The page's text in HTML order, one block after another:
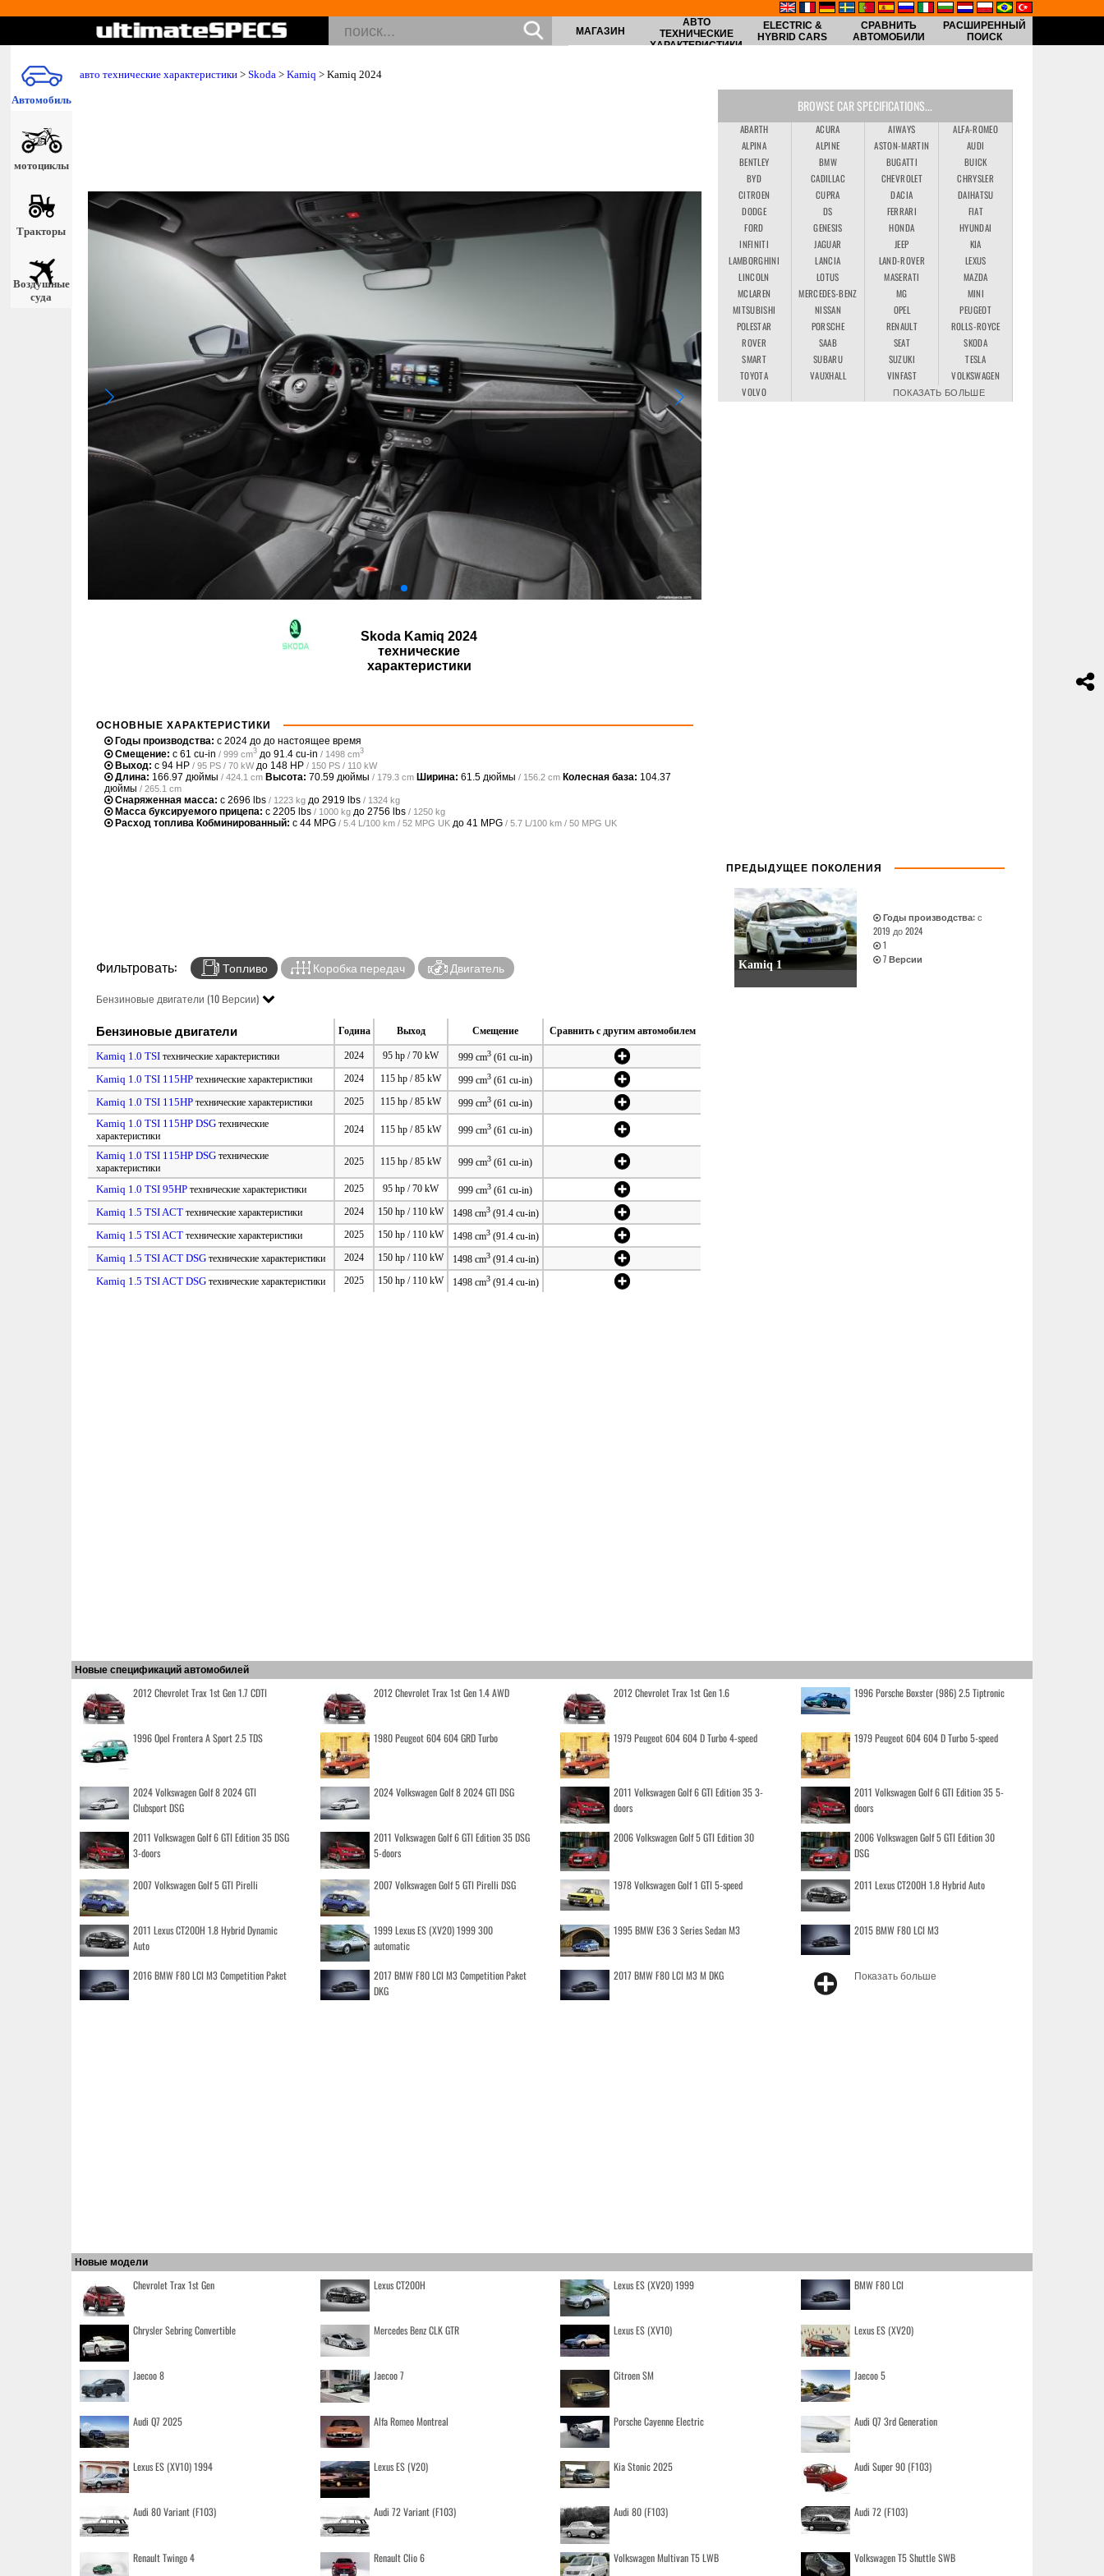
Автомобиль
мотоциклы
Тракторы
Воздушные
суда
МАГАЗИН
АВТО
ТЕХНИЧЕСКИЕ
ХАРАКТЕРИСТИКИ
ELECTRIC &
HYBRID CARS
СРАВНИТЬ
АВТОМОБИЛИ
РАСШИРЕННЫЙ
ПОИСК
авто технические характеристики > Skoda > Kamiq > Kamiq 2024
Skoda Kamiq 2024
технические
характеристики
ОСНОВНЫЕ ХАРАКТЕРИСТИКИ
Годы производства: с 2024 до до настоящее время
Смещение: с 61 cu-in / 999 cm3 до 91.4 cu-in / 1498 cm3
Выход: с 94 HP / 95 PS / 70 kWдо 148 HP / 150 PS / 110 kW
Длина: 166.97 дюймы / 424.1 cm Высота: 70.59 дюймы / 179.3 cm Ширина: 61.5 дюймы / 156.2 cm Колесная база: 104.37
дюймы / 265.1 cm
Снаряженная масса: с 2696 lbs / 1223 kg до 2919 lbs / 1324 kg
Масса буксируемого прицепа: с 2205 lbs / 1000 kg до 2756 lbs / 1250 kg
Расход топлива Кобминированный: с 44 MPG / 5.4 L/100 km / 52 MPG UK до 41 MPG / 5.7 L/100 km / 50 MPG UK
Фильтровать: Топливо Коробка передач Двигатель
Бензиновые двигатели (10 Версии)
Бензиновые двигатели Година Выход Смещение Сравнить с другим автомобилем
Kamiq 1.0 TSI технические характеристики 2024 95 hp / 70 kW 999 cm3 (61 cu-in)
Kamiq 1.0 TSI 115HP технические характеристики 2024 115 hp / 85 kW 999 cm3 (61 cu-in)
Kamiq 1.0 TSI 115HP технические характеристики 2025 115 hp / 85 kW 999 cm3 (61 cu-in)
Kamiq 1.0 TSI 115HP DSG технические
характеристики
2024 115 hp / 85 kW 999 cm3 (61 cu-in)
Kamiq 1.0 TSI 115HP DSG технические
характеристики
2025 115 hp / 85 kW 999 cm3 (61 cu-in)
Kamiq 1.0 TSI 95HP технические характеристики 2025 95 hp / 70 kW 999 cm3 (61 cu-in)
Kamiq 1.5 TSI ACT технические характеристики 2024 150 hp / 110 kW 1498 cm3(91.4 cu-in)
Kamiq 1.5 TSI ACT технические характеристики 2025 150 hp / 110 kW 1498 cm3(91.4 cu-in)
Kamiq 1.5 TSI ACT DSG технические характеристики 2024 150 hp / 110 kW 1498 cm3(91.4 cu-in)
Kamiq 1.5 TSI ACT DSG технические характеристики 2025 150 hp / 110 kW 1498 cm3(91.4 cu-in)
BROWSE CAR SPECIFICATIONS...
ABARTH ACURA AIWAYS
ALFA-ROMEO
ALPINA
ALPINE ASTON-MARTIN
AUDI
BENTLEY
BMW BUGATTI
BUICK
BYD
CADILLAC CHEVROLET
CHRYSLER
CITROEN
CUPRA DACIA
DAIHATSU
DODGE
DS FERRARI
FIAT
FORD
GENESIS HONDA
HYUNDAI
INFINITI
JAGUAR JEEP
KIA
LAMBORGHINI
LANCIA LAND-ROVER
LEXUS
LINCOLN
LOTUS MASERATI
MAZDA
MCLAREN
MERCEDES-BENZ MG
MINI
MITSUBISHI
NISSAN OPEL
PEUGEOT
POLESTAR
PORSCHE RENAULT
ROLLS-ROYCE
ROVER
SAAB SEAT
SKODA
SMART
SUBARU SUZUKI
TESLA
TOYOTA
VAUXHALL VINFAST
VOLKSWAGEN
VOLVO
ПОКАЗАТЬ БОЛЬШЕ
ПРЕДЫДУЩЕЕ ПОКОЛЕНИЯ
Kamiq 1
Годы производства:с
2019 до 2024
1
7Версии
Новые спецификаций автомобилей
2012 Chevrolet Trax 1st Gen 1.7 CDTI 2012 Chevrolet Trax 1st Gen 1.4 AWD 2012 Chevrolet Trax 1st Gen 1.6 1996 Porsche Boxster (986) 2.5 Tiptronic
1996 Opel Frontera A Sport 2.5 TDS 1980 Peugeot 604 604 GRD Turbo 1979 Peugeot 604 604 D Turbo 4-speed 1979 Peugeot 604 604 D Turbo 5-speed
2024 Volkswagen Golf 8 2024 GTI
Clubsport DSG
2024 Volkswagen Golf 8 2024 GTI DSG
2011 Volkswagen Golf 6 GTI Edition 35 3-
doors
2011 Volkswagen Golf 6 GTI Edition 35 5-
doors
2011 Volkswagen Golf 6 GTI Edition 35 DSG
3-doors
2011 Volkswagen Golf 6 GTI Edition 35 DSG
5-doors
2006 Volkswagen Golf 5 GTI Edition 30
2006 Volkswagen Golf 5 GTI Edition 30
DSG
2007 Volkswagen Golf 5 GTI Pirelli 2007 Volkswagen Golf 5 GTI Pirelli DSG 1978 Volkswagen Golf 1 GTI 5-speed 2011 Lexus CT200H 1.8 Hybrid Auto
2011 Lexus CT200H 1.8 Hybrid Dynamic
Auto
1999 Lexus ES (XV20) 1999 300
automatic
1995 BMW E36 3 Series Sedan M3 2015 BMW F80 LCI M3
2016 BMW F80 LCI M3 Competition Paket
2017 BMW F80 LCI M3 Competition Paket
DKG
2017 BMW F80 LCI M3 M DKG Показать больше
Новые модели
Chevrolet Trax 1st Gen Lexus CT200H Lexus ES (XV20) 1999 BMW F80 LCI
Chrysler Sebring Convertible Mercedes Benz CLK GTR Lexus ES (XV10) Lexus ES (XV20)
Jaecoo 8 Jaecoo 7 Citroen SM Jaecoo 5
Audi Q7 2025 Alfa Romeo Montreal Porsche Cayenne Electric Audi Q7 3rd Generation
Lexus ES (XV10) 1994 Lexus ES (V20) Kia Stonic 2025 Audi Super 90 (F103)
Audi 80 Variant (F103) Audi 72 Variant (F103) Audi 80 (F103) Audi 72 (F103)
Renault Twingo 4 Renault Clio 6 Volkswagen Multivan T5 LWB Volkswagen T5 Shuttle SWB